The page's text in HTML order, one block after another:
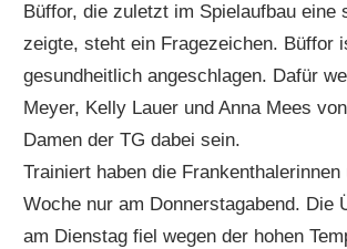
Büffor, die zuletzt im Spielaufbau eine
zeigte, steht ein Fragezeichen. Büffor
gesundheitlich angeschlagen. Dafür
Meyer, Kelly Lauer und Anna Mees
Damen der TG dabei sein.
Trainiert haben die Frankenthalerinnen
Woche nur am Donnerstagabend. Die
am Dienstag fiel wegen der hohen